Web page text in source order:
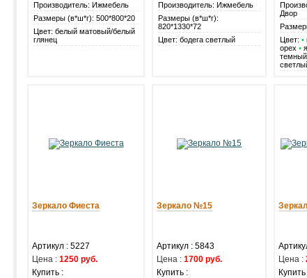
Производитель: Ижмебель
Размеры (в*ш*г): 500*800*20
Цвет: белый матовый/белый
глянец
Производитель: Ижмебель
Размеры (в*ш*г):
820*1330*72
Цвет: бодега светлый
Двор
Цвет: •
орех •
Зеркало Фиеста
Артикул : 5227
Цена : 1250 руб.
Купить :
Зеркало №15
Артикул : 5843
Цена : 1700 руб.
Купить :
Цена :
Купить